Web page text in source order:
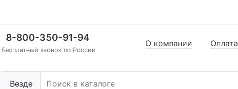
8-800-350-91-94
Бесплатный звонок по России
Везде
О компании Оплата